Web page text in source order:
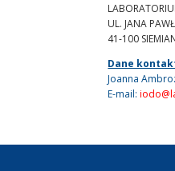
UL. JANA
41-100
Dane
Joanna
E-mail: